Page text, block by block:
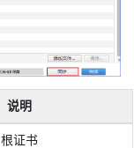
说明
根证书